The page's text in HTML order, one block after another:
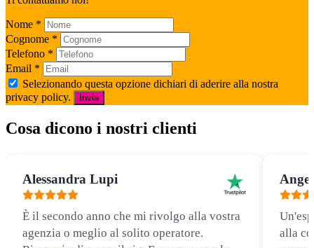
Nome *
Cognome *
Telefono *
Email *
Selezionando questa opzione dichiari di aderire alla nostra
privacy policy.
Invia
Cosa dicono i nostri clienti
Alessandra Lupi
È il secondo anno che mi rivolgo alla vostra
agenzia o meglio al solito operatore.
alla